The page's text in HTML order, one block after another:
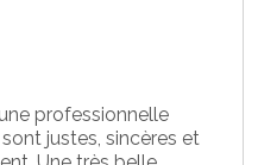
professionnelle
justes, sincères et